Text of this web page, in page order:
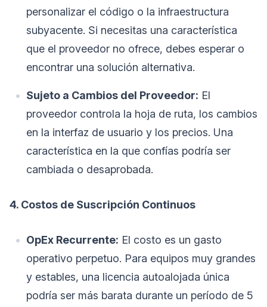
personalizar el código o la infraestructura
subyacente. Si necesitas una característica
que el proveedor no ofrece, debes esperar o
encontrar una solución alternativa.
Sujeto a Cambios del Proveedor: El
proveedor controla la hoja de ruta, los cambios
en la interfaz de usuario y los precios. Una
característica en la que confías podría ser
cambiada o desaprobada.
4. Costos de Suscripción Continuos
OpEx Recurrente: El costo es un gasto
operativo perpetuo. Para equipos muy grandes
y estables, una licencia autoalojada única
podría ser más barata durante un período de 5